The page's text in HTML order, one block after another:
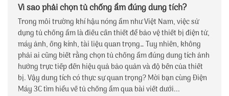
Vì sao phải chọn tủ chống ẩm đúng dung tích?
Trong môi trường khí hậu nóng ẩm như Việt Nam, việc sử
dụng tủ chống ẩm là điều cần thiết để bảo vệ thiết bị điện tử,
máy ảnh, ống kính, tài liệu quan trọng… Tuy nhiên, không
phải ai cũng biết rằng chọn tủ chống ẩm đúng dung tích ảnh
hưởng trực tiếp đến hiệu quả bảo quản và độ bền của thiết
bị. Vậy dung tích có thực sự quan trọng? Mời bạn cùng Điện
Máy 3C tìm hiểu về tủ chống ẩm qua bài viết dưới...